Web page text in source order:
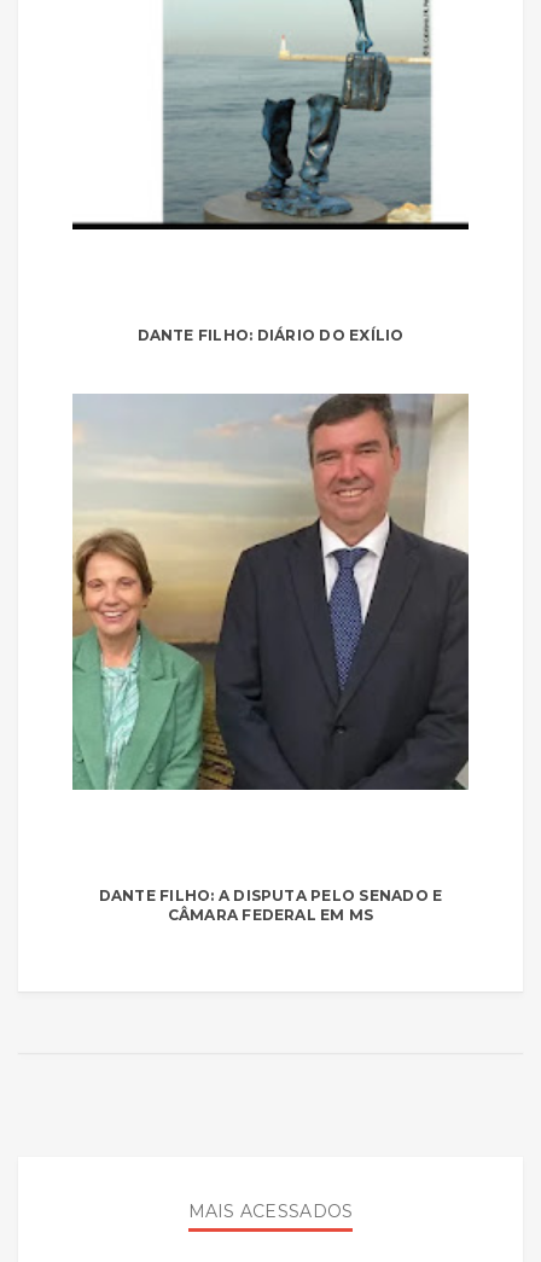
DANTE FILHO: DIÁRIO DO EXÍLIO
DANTE FILHO: A DISPUTA PELO SENADO E
CÂMARA FEDERAL EM MS
MAIS ACESSADOS